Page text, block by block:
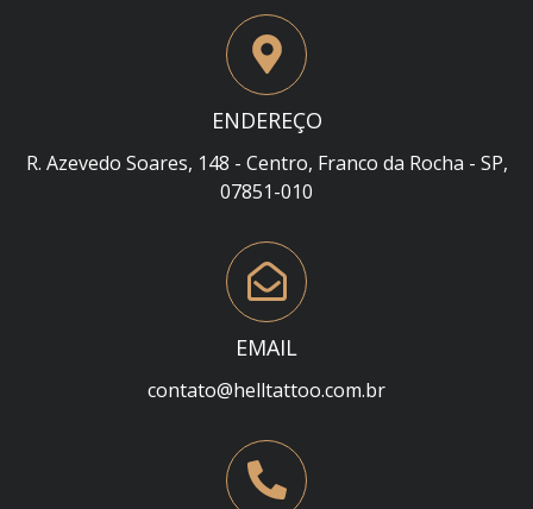
ENDEREÇO
R. Azevedo Soares, 148 - Centro, Franco da Rocha - SP,
07851-010
EMAIL
contato@helltattoo.com.br